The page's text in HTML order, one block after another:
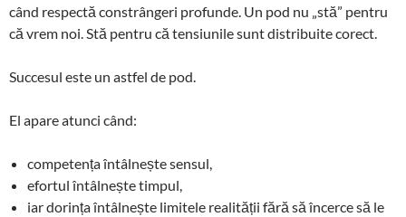
când respectă constrângeri profunde. Un pod nu „stă” pentru
că vrem noi. Stă pentru că tensiunile sunt distribuite corect.
Succesul este un astfel de pod.
El apare atunci când:
competența întâlnește sensul,
efortul întâlnește timpul,
iar dorința întâlnește limitele realității fără să încerce să le